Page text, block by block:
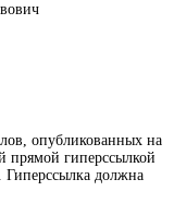
опубликованных на
прямой гиперссылкой
Гиперссылка должна